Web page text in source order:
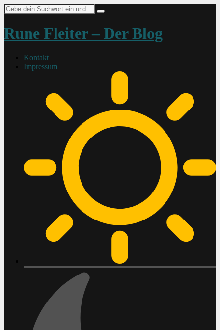
Suche
nach:
Rune Fleiter – Der Blog
Kontakt
Impressum